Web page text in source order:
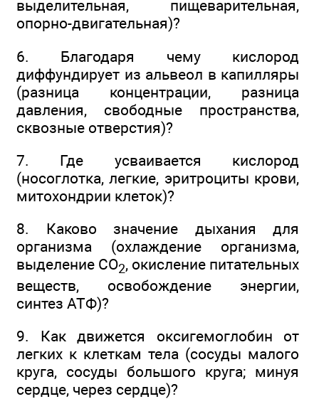
выделительная, пищеварительная,
опорно-двигательная)?
6. Благодаря чему кислород
диффундирует из альвеол в капилляры
(разница концентрации, разница
давления, свободные пространства,
сквозные отверстия)?
7. Где усваивается кислород
(носоглотка, легкие, эритроциты крови,
митохондрии клеток)?
8. Каково значение дыхания для
организма (охлаждение организма,
выделение СО2, окисление питательных
веществ, освобождение энергии,
синтез АТФ)?
9. Как движется оксигемоглобин от
легких к клеткам тела (сосуды малого
круга, сосуды большого круга; минуя
сердце, через сердце)?